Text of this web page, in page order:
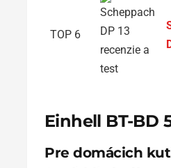
TOP 6
Einhell BT-BD
Pre domácich